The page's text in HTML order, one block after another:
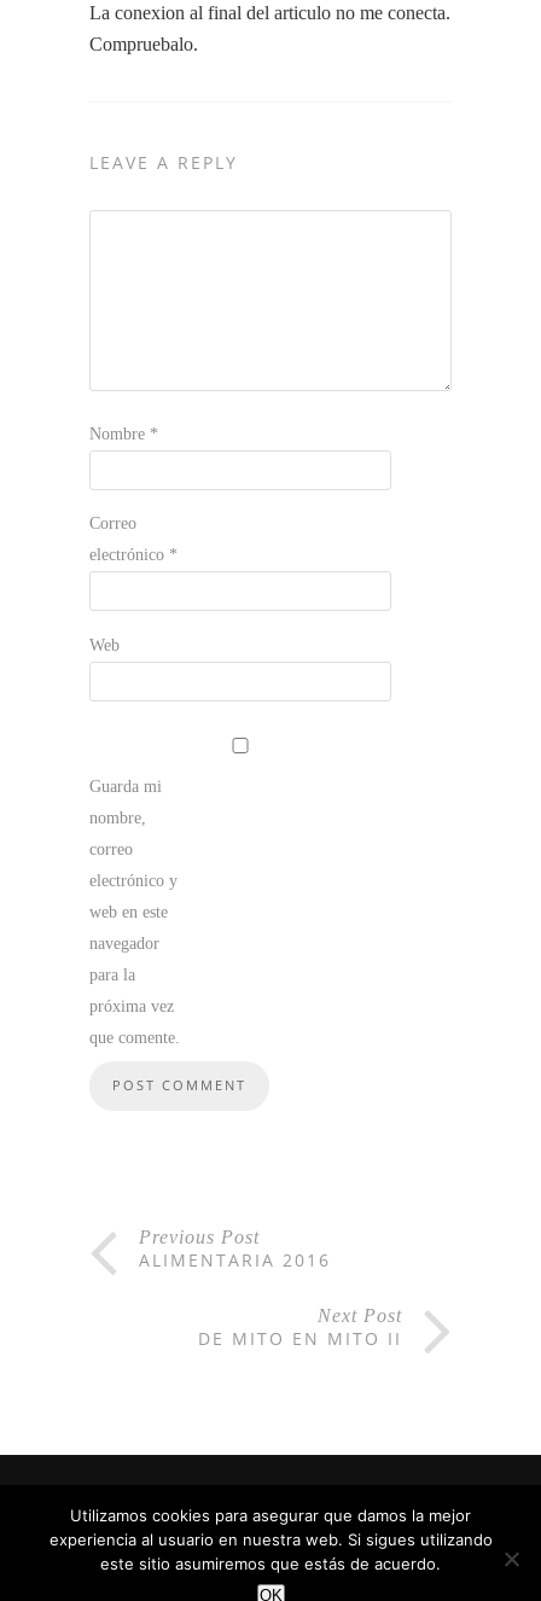
La conexion al final del articulo no me conecta.
Compruebalo.
LEAVE A REPLY
Nombre *
Correo
electrónico *
Web
Guarda mi
nombre,
correo
electrónico y
web en este
navegador
para la
próxima vez
que comente.
Previous Post
ALIMENTARIA 2016
Next Post
DE MITO EN MITO II
Hecho con en Barcelona
Utilizamos cookies para asegurar que damos la mejor
experiencia al usuario en nuestra web. Si sigues utilizando
este sitio asumiremos que estás de acuerdo.
OK